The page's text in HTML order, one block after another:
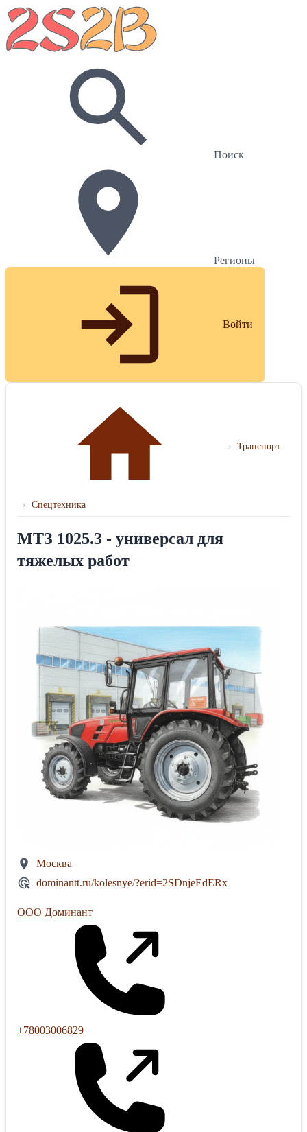
Поиск
Регионы
Войти
› Транспорт
› Спецтехника
МТЗ 1025.3 - универсал для
тяжелых работ
Москва
dominantt.ru/kolesnye/?erid=2SDnjeEdERx
ООО Доминант
+78003006829